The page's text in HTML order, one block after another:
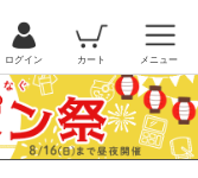
ログイン カート メニュー